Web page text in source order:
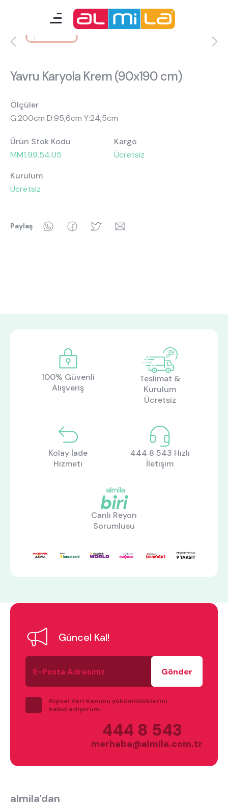
çocuk/bebek odası
tamamlayıcılar
Almila Blog
Hakkımızda
Kataloglar
ne aramıştınız?
Yavru Karyola Krem (90x190 cm)
Ölçüler
G:200cm D:95,6cm Y:24,5cm
Ürün Stok Kodu
MM1.99.54.U5
Kargo
Ücretsiz
Kurulum
Ücretsiz
Paylaş WhatsAppFacebookTwitter
100% Güvenli
Alışveriş
Teslimat &
Kurulum
Ücretsiz
Kolay İade
Hizmeti
444 8 543 Hızlı
İletişim
Canlı Reyon
Sorumlusu
Güncel Kal!
E-
Posta
Adresiniz
Kişisel Veri Kanunu yükümlülüklerini
kabul ediyorum.
444 8 543
merhaba@almila.com.tr
almila'dan